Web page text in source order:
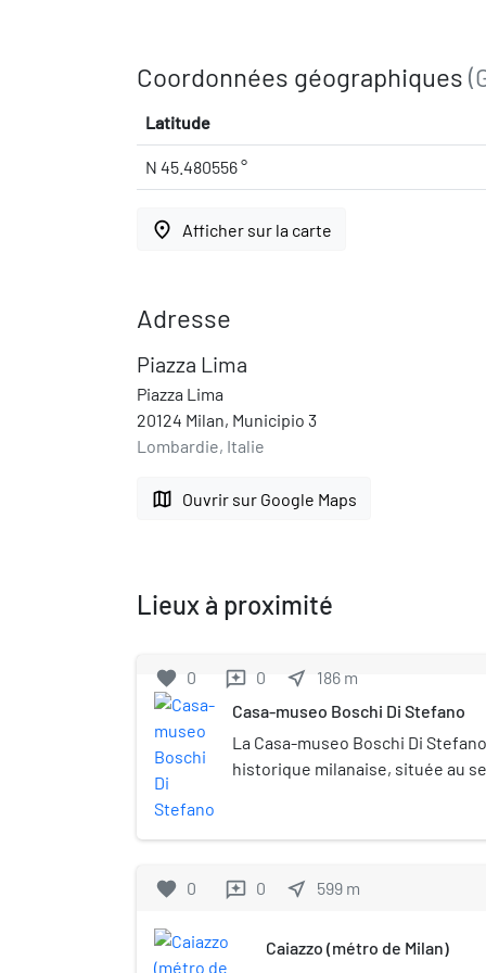
Coordonnées géographiques
Latitude
N 45.480556 °
place Afficher sur la carte
Adresse
Piazza Lima
Piazza Lima
20124 Milan, Municipio 3
Lombardie, Italie
map Ouvrir sur Google Maps
Lieux à proximité
favorite 0 reviews 0 near_me 186 m
Casa-museo Boschi Di Stefano
La Casa-museo Boschi Di
historique milanaise, située au
Buenos Aires. Il propose une
acquises par Antonio Boschi
de Milan
favorite 0 reviews 0 near_me 599 m
Caiazzo (métro de Milan)